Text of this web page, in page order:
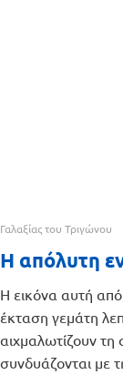
Γαλαξίας του Τριγώνου
Η απόλυτη
Η εικόνα αυτή
έκταση γεμάτη
αιχμαλωτίζουν
συνδυάζονται με